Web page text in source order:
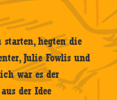
starten, hegten die
Julie Fowlis und
war es der
der Idee